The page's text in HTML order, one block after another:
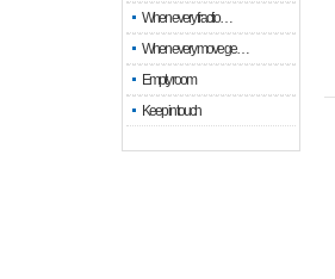
When every fractio…
When every move ge…
Empty room
Keep in touch